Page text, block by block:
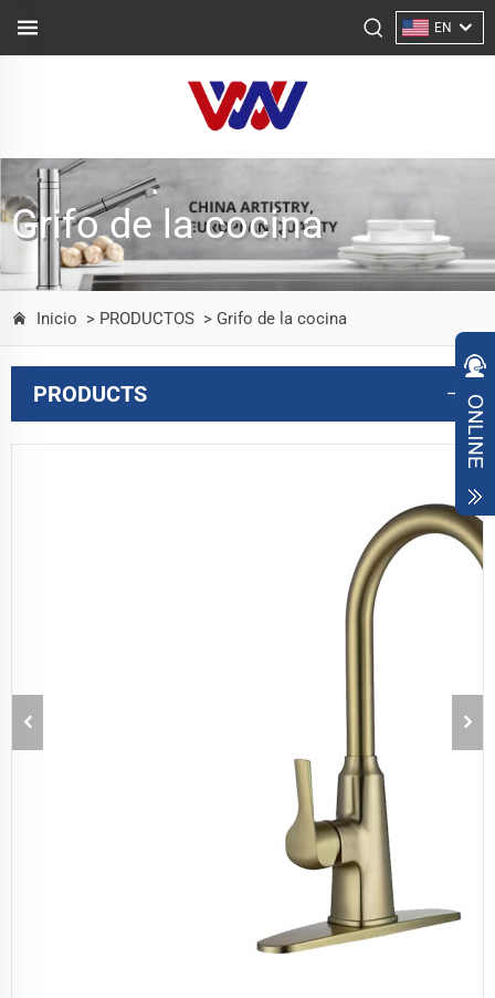
EN
Grifo de la cocina
Inicio > PRODUCTOS > Grifo de la cocina
PRODUCTS